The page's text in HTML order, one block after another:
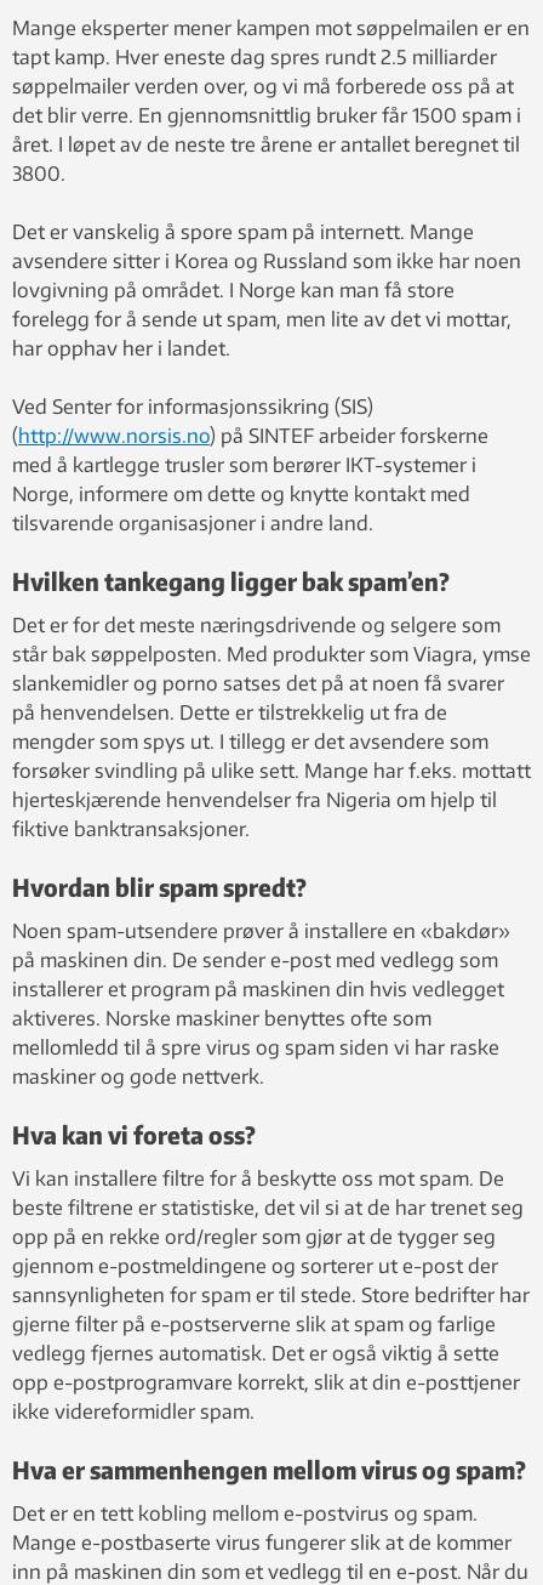
Mange eksperter mener kampen mot søppelmailen er en
tapt kamp. Hver eneste dag spres rundt 2.5 milliarder
søppelmailer verden over, og vi må forberede oss på at
det blir verre. En gjennomsnittlig bruker får 1500 spam i
året. I løpet av de neste tre årene er antallet beregnet til
3800.
Det er vanskelig å spore spam på internett. Mange
avsendere sitter i Korea og Russland som ikke har noen
lovgivning på området. I Norge kan man få store
forelegg for å sende ut spam, men lite av det vi mottar,
har opphav her i landet.
Ved Senter for informasjonssikring (SIS)
(http://www.norsis.no) på SINTEF arbeider forskerne
med å kartlegge trusler som berører IKT-systemer i
Norge, informere om dette og knytte kontakt med
tilsvarende organisasjoner i andre land.
Hvilken tankegang ligger bak spam’en?
Det er for det meste næringsdrivende og selgere som
står bak søppelposten. Med produkter som Viagra, ymse
slankemidler og porno satses det på at noen få svarer
på henvendelsen. Dette er tilstrekkelig ut fra de
mengder som spys ut. I tillegg er det avsendere som
forsøker svindling på ulike sett. Mange har f.eks. mottatt
hjerteskjærende henvendelser fra Nigeria om hjelp til
fiktive banktransaksjoner.
Hvordan blir spam spredt?
Noen spam-utsendere prøver å installere en «bakdør»
på maskinen din. De sender e-post med vedlegg som
installerer et program på maskinen din hvis vedlegget
aktiveres. Norske maskiner benyttes ofte som
mellomledd til å spre virus og spam siden vi har raske
maskiner og gode nettverk.
Hva kan vi foreta oss?
Vi kan installere filtre for å beskytte oss mot spam. De
beste filtrene er statistiske, det vil si at de har trenet seg
opp på en rekke ord/regler som gjør at de tygger seg
gjennom e-postmeldingene og sorterer ut e-post der
sannsynligheten for spam er til stede. Store bedrifter har
gjerne filter på e-postserverne slik at spam og farlige
vedlegg fjernes automatisk. Det er også viktig å sette
opp e-postprogramvare korrekt, slik at din e-posttjener
ikke videreformidler spam.
Hva er sammenhengen mellom virus og spam?
Det er en tett kobling mellom e-postvirus og spam.
Mange e-postbaserte virus fungerer slik at de kommer
inn på maskinen din som et vedlegg til en e-post. Når du